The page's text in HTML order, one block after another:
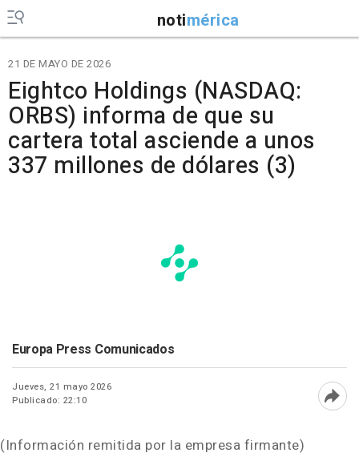
notimérica
21 DE MAYO DE 2026
Eightco Holdings (NASDAQ:
ORBS) informa de que su
cartera total asciende a unos
337 millones de dólares (3)
Europa Press Comunicados
Jueves, 21 mayo 2026
Publicado: 22:10
(Información remitida por la empresa firmante)